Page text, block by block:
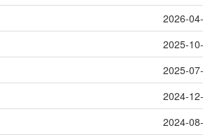
2026-
2025-
2025-
2024-
2024-